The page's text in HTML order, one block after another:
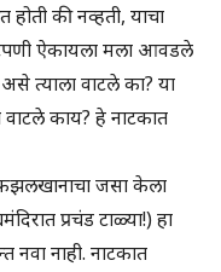
होती की नव्हती, याचा
ऐकायला मला आवडले
त्याला वाटले का? या
काय? हे नाटकात
जसा केला
प्रचंड टाळ्या!) हा
नवा नाही. नाटकात